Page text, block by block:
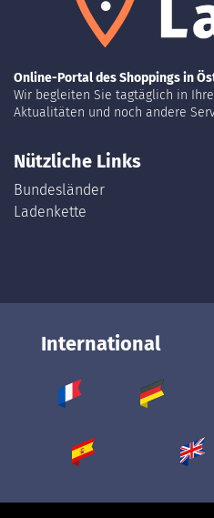
Online-Portal des Shoppings in
Wir begleiten Sie tagtäglich in
Aktualitäten und noch andere
Nützliche Links
Bundesländer
Ladenkette
International